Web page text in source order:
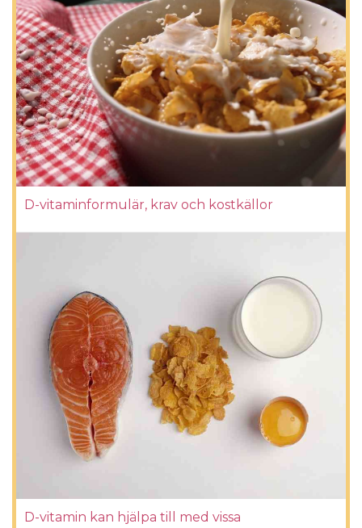
D-vitaminformulär, krav och kostkällor
D-vitamin kan hjälpa till med vissa